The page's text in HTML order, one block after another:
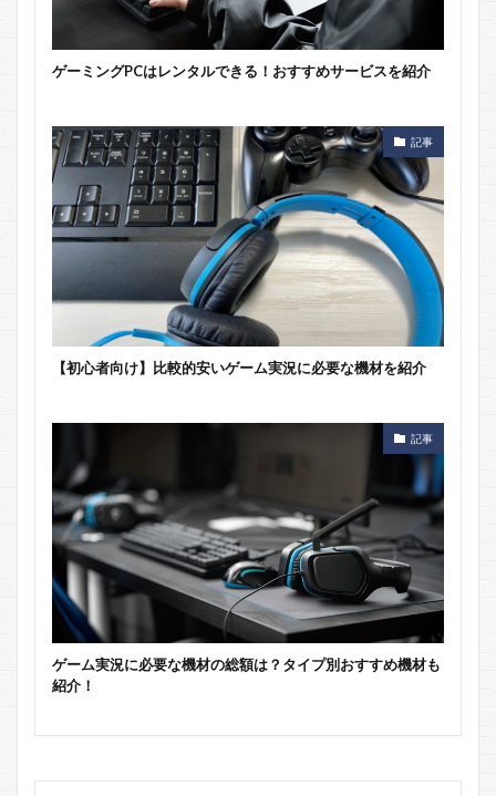
ゲーミングPCはレンタルできる！おすすめサービスを紹介
記事
【初心者向け】比較的安いゲーム実況に必要な機材を紹介
記事
ゲーム実況に必要な機材の総額は？タイプ別おすすめ機材も
紹介！